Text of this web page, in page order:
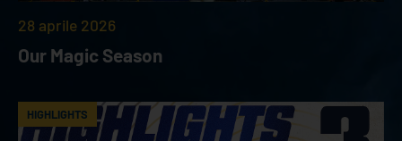
28 aprile 2026
Our Magic Season
HIGHLIGHTS